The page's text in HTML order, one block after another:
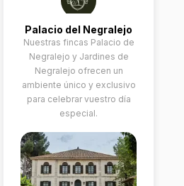
Palacio del Negralejo
Nuestras fincas Palacio de
Negralejo y Jardines de
Negralejo ofrecen un
ambiente único y exclusivo
para celebrar vuestro día
especial.